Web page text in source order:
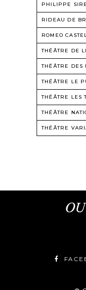
PHILIPPE
RIDEAU DE
ROMEO
THÉÂTRE DE
THÉÂTRE DES
THÉÂTRE LE
THÉÂTRE LES
THÉÂTRE
THÉÂTRE